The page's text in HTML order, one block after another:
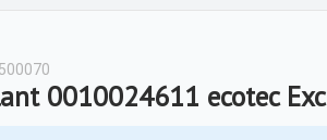
500070
0010024611 ecotec